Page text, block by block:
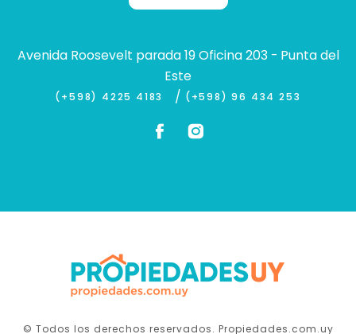
Avenida Roosevelt parada 19 Oficina 203 - Punta del
Este
(+598) 4225 4183 / (+598) 96 434 253
© Todos los derechos reservados. Propiedades.com.uy